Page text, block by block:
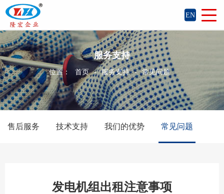
EN
服务支持
位置： 首页 - 服务支持 - 常见问题
售后服务 技术支持 我们的优势 常见问题
发电机组出租注意事项